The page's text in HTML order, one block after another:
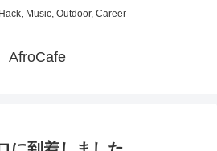
Music, Outdoor, Career
AfroCafe